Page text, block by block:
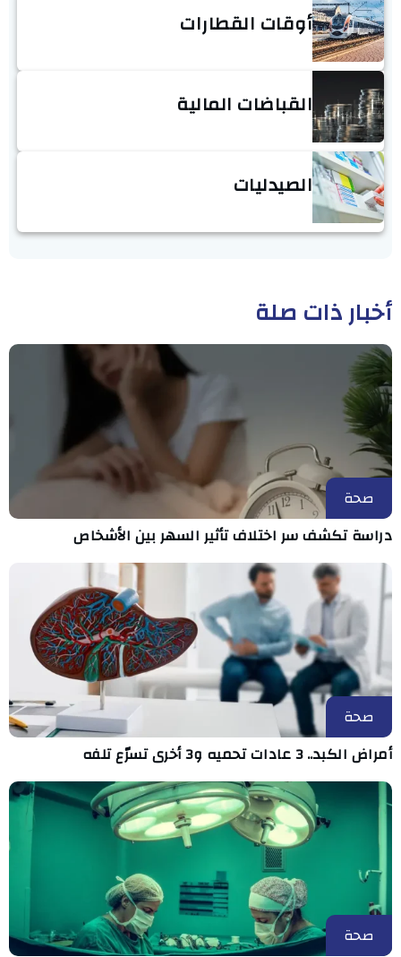
أوقات القطارات
القباضات المالية
الصيدليات
أخبار ذات صلة
صحة
دراسة تكشف سر اختلاف تأثير السهر بين الأشخاص
صحة
أمراض الكبد.. 3 عادات تحميه و3 أخرى تسرّع تلفه
صحة